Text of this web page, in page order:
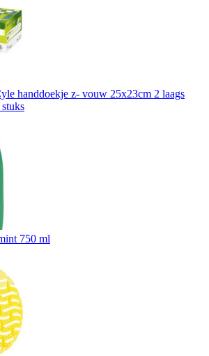
handdoekje z- vouw 25x23cm 2 laags
750 ml